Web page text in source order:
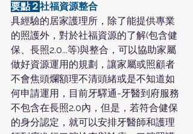
要點２社福資源整合
具經驗的居家護理所，除了能提供專業
的照護外，對於社福資源的了解(包含健
保、長照2.0...等)與整合，可以協助家屬
做好資源運用的規劃，讓家屬或照顧者
不會焦頭爛額理不清頭緒或是不知道如
何申請運用，目前牙驛通-牙醫到府服務
不包含在長照2.0內，但是，若符合健保
的身分認定，就可以安排牙醫師和護理